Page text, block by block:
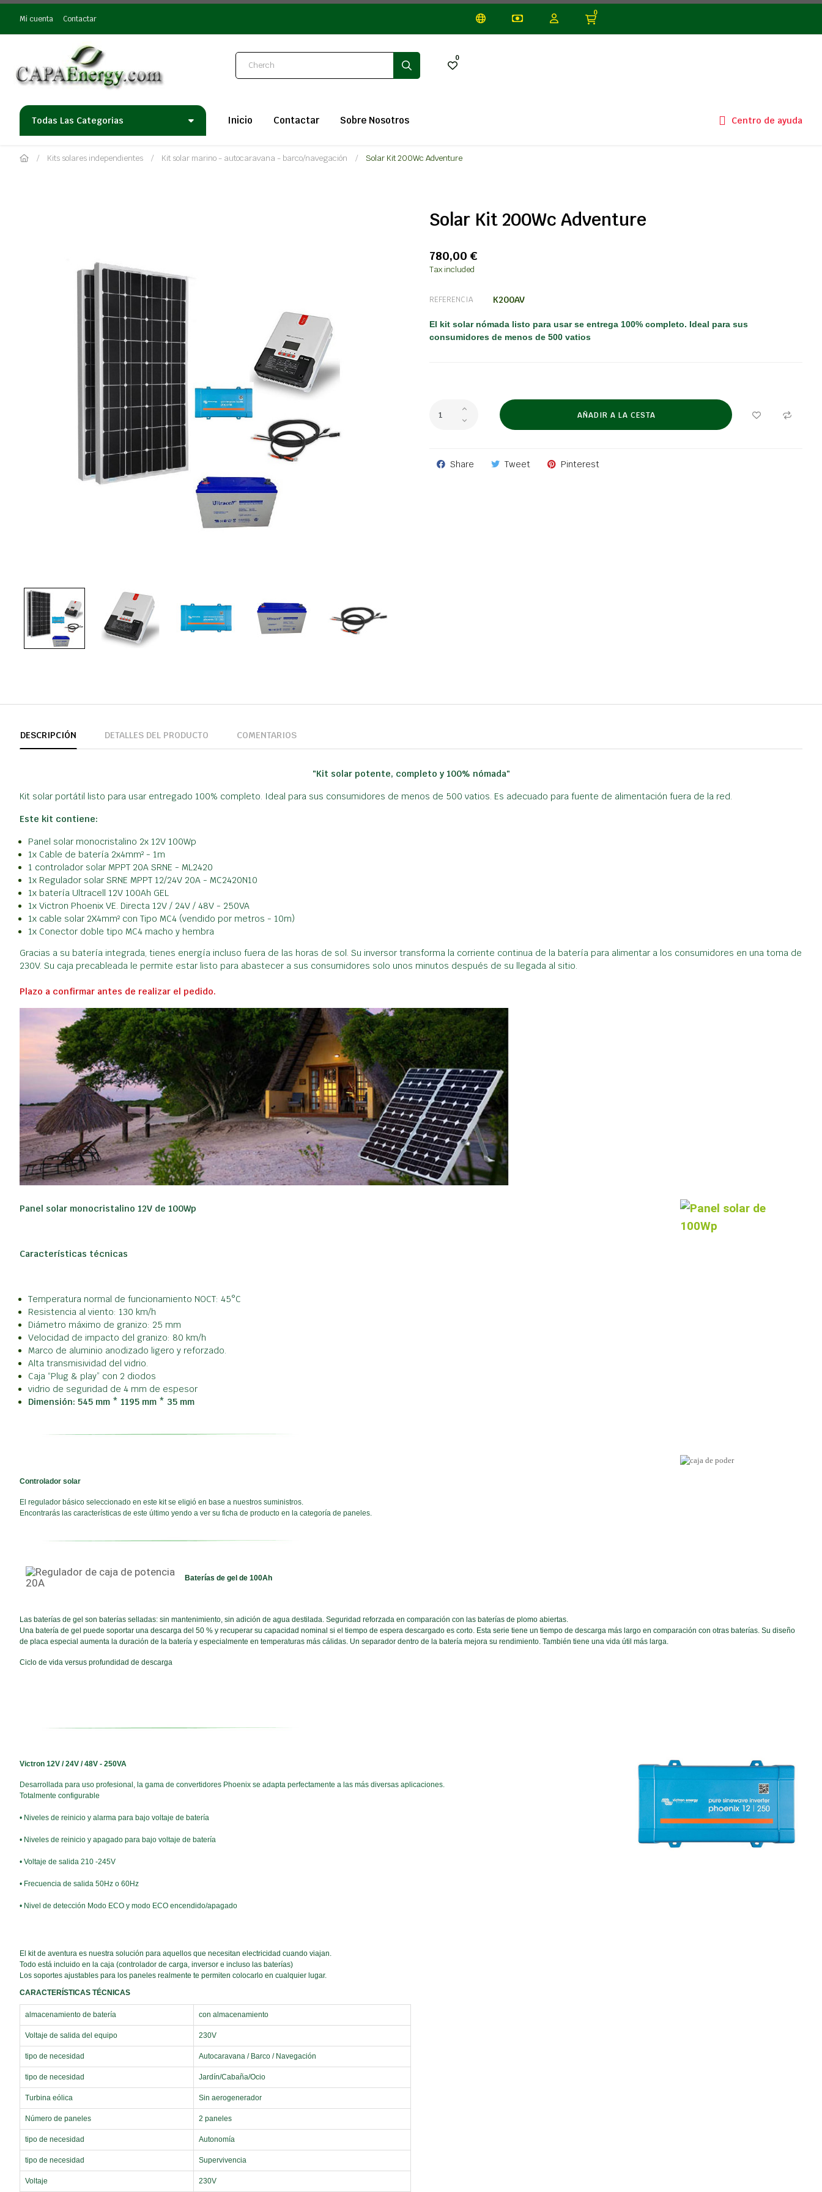
Mi cuenta Contactar
0
0
Todas Las Categorias Inicio Contactar Sobre Nosotros Centro de ayuda
Kits solares independientes Kit solar marino - autocaravana - barco/navegación Solar Kit 200Wc Adventure
Solar Kit 200Wc Adventure
780,00 €
Tax included
REFERENCIA K200AV
El kit solar nómada listo para usar se entrega 100% completo. Ideal para sus
consumidores de menos de 500 vatios
AÑADIR A LA CESTA
Share Tweet Pinterest
DESCRIPCIÓN DETALLES DEL PRODUCTO COMENTARIOS
"Kit solar potente, completo y 100% nómada"
Kit solar portátil listo para usar entregado 100% completo. Ideal para sus consumidores de menos de 500 vatios. Es adecuado para fuente de alimentación fuera de la red.
Este kit contiene:
Panel solar monocristalino 2x 12V 100Wp
1x Cable de batería 2x4mm² - 1m
1 controlador solar MPPT 20A SRNE - ML2420
1x Regulador solar SRNE MPPT 12/24V 20A - MC2420N10
1x batería Ultracell 12V 100Ah GEL
1x Victron Phoenix VE. Directa 12V / 24V / 48V - 250VA
1x cable solar 2X4mm² con Tipo MC4 (vendido por metros - 10m)
1x Conector doble tipo MC4 macho y hembra
Gracias a su batería integrada, tienes energía incluso fuera de las horas de sol. Su inversor transforma la corriente continua de la batería para alimentar a los consumidores en una toma de
230V. Su caja precableada le permite estar listo para abastecer a sus consumidores solo unos minutos después de su llegada al sitio.
Plazo a confirmar antes de realizar el pedido.
Panel solar monocristalino 12V de 100Wp
Características técnicas
Temperatura normal de funcionamiento NOCT: 45°C
Resistencia al viento: 130 km/h
Diámetro máximo de granizo: 25 mm
Velocidad de impacto del granizo: 80 km/h
Marco de aluminio anodizado ligero y reforzado.
Alta transmisividad del vidrio.
Caja “Plug & play” con 2 diodos
vidrio de seguridad de 4 mm de espesor
Dimensión: 545 mm * 1195 mm * 35 mm
Controlador solar
El regulador básico seleccionado en este kit se eligió en base a nuestros suministros.
Encontrarás las características de este último yendo a ver su ficha de producto en la categoría de paneles.
Baterías de gel de 100Ah
Las baterías de gel son baterías selladas: sin mantenimiento, sin adición de agua destilada. Seguridad reforzada en comparación con las baterías de plomo abiertas.
Una batería de gel puede soportar una descarga del 50 % y recuperar su capacidad nominal si el tiempo de espera descargado es corto. Esta serie tiene un tiempo de descarga más largo en comparación con otras baterías. Su diseño
de placa especial aumenta la duración de la batería y especialmente en temperaturas más cálidas. Un separador dentro de la batería mejora su rendimiento. También tiene una vida útil más larga.
Ciclo de vida versus profundidad de descarga
Victron 12V / 24V / 48V - 250VA
Desarrollada para uso profesional, la gama de convertidores Phoenix se adapta perfectamente a las más diversas aplicaciones.
Totalmente configurable
• Niveles de reinicio y alarma para bajo voltaje de batería
• Niveles de reinicio y apagado para bajo voltaje de batería
• Voltaje de salida 210 -245V
• Frecuencia de salida 50Hz o 60Hz
• Nivel de detección Modo ECO y modo ECO encendido/apagado
El kit de aventura es nuestra solución para aquellos que necesitan electricidad cuando viajan.
Todo está incluido en la caja (controlador de carga, inversor e incluso las baterías)
Los soportes ajustables para los paneles realmente te permiten colocarlo en cualquier lugar.
CARACTERÍSTICAS TÉCNICAS
almacenamiento de batería con almacenamiento
Voltaje de salida del equipo 230V
tipo de necesidad Autocaravana / Barco / Navegación
tipo de necesidad Jardín/Cabaña/Ocio
Turbina eólica Sin aerogenerador
Número de paneles 2 paneles
tipo de necesidad Autonomía
tipo de necesidad Supervivencia
Voltaje 230V